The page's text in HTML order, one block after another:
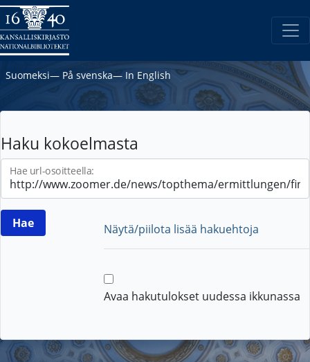
Suomeksi― På svenska― In English
Haku kokoelmasta
Hae url-osoitteella:
Näytä/piilota lisää hakuehtoja
Avaa hakutulokset uudessa ikkunassa